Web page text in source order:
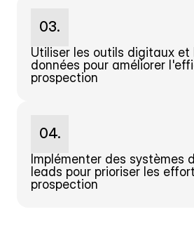
03.
Utiliser les outils digitaux et
données pour améliorer
prospection
04.
Implémenter des systèmes
leads pour prioriser les
prospection